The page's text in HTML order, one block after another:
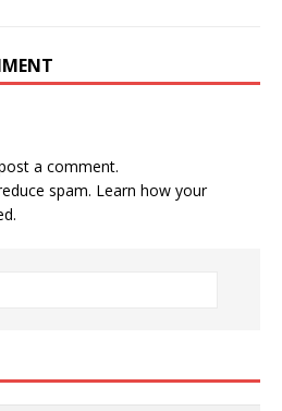
a comment.
spam. Learn how your